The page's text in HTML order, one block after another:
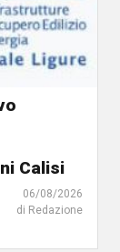
Calisi
06/08/2026
di Redazione